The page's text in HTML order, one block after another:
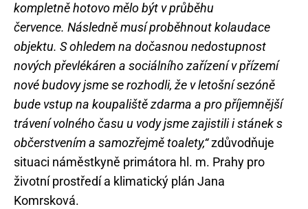
kompletně hotovo mělo být v průběhu
července. Následně musí proběhnout kolaudace
objektu. S ohledem na dočasnou nedostupnost
nových převlékáren a sociálního zařízení v přízemí
nové budovy jsme se rozhodli, že v letošní sezóně
bude vstup na koupaliště zdarma a pro příjemnější
trávení volného času u vody jsme zajistili i stánek s
občerstvením a samozřejmě toalety,“zdůvodňuje
situaci náměstkyně primátora hl. m. Prahy pro
životní prostředí a klimatický plán Jana
Komrsková.